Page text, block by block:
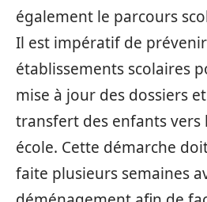
également le parcours
Il est impératif de
établissements scolaires
mise à jour des dossiers
transfert des enfants vers
école. Cette démarche
faite plusieurs semaines